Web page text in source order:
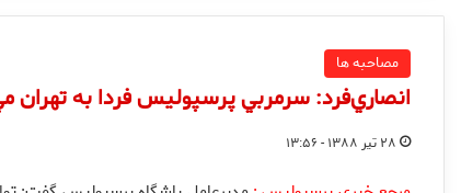
مصاحبه ها
انصاري‌فرد: سرمربي پرسپوليس فردا به تهران
۲۸ تیر ۱۳۸۸ - ۱۳:۵۶